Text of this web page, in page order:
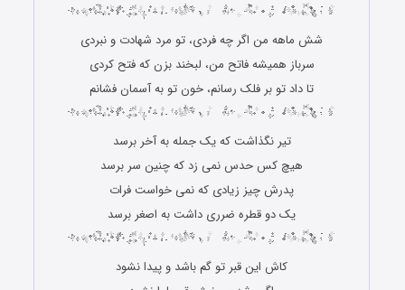
شش ماهه من اگر چه فردی، تو مرد شهادت و نبردی
سرباز همیشه فاتح من، لبخند بزن که فتح کردی
تا داد تو بر فلک رسانم، خون تو به آسمان فشانم
تیر نگذاشت که یک جمله به آخر برسد
هیچ کس حدس نمی زد که چنین سر برسد
پدرش چیز زیادی که نمی خواست فرات
یک دو قطره ضرری داشت به اصغر برسد
کاش این قبر تو گم باشد و پیدا نشود